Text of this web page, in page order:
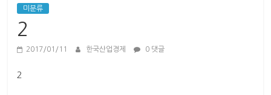
산
업
경
미분류
2
2017/01/11 한국산업경제 0 댓글
2